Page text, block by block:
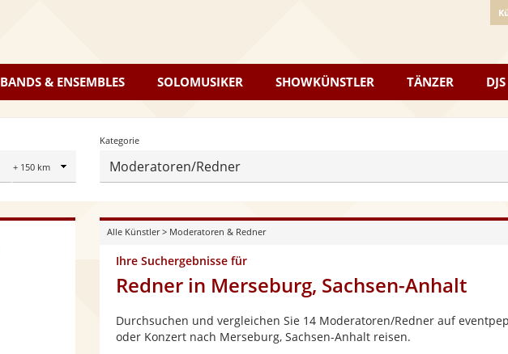
BANDS & ENSEMBLES SOLOMUSIKER SHOWKÜNSTLER TÄNZER DJS
Ort
Events
festlegen
Kategorie
Moderatoren/Redner
Alle Künstler> Moderatoren & Redner
Ihre Suchergebnisse für
Redner in Merseburg, Sachsen-Anhalt
Durchsuchen und vergleichen Sie 14 Moderatoren/Redner auf
oder Konzert nach Merseburg, Sachsen-Anhalt reisen.